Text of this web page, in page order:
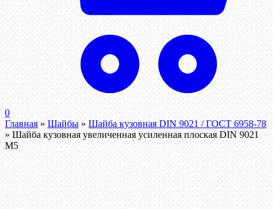
0
Главная » Шайбы » Шайба кузовная DIN 9021 / ГОСТ 6958-78
» Шайба кузовная увеличенная усиленная плоская DIN 9021
М5